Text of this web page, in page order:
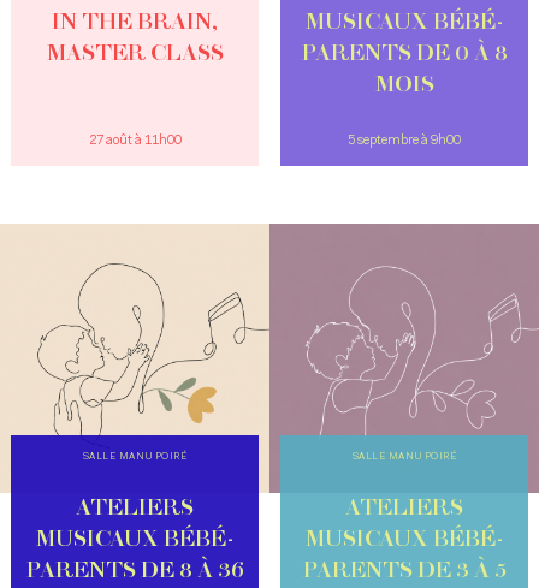
IN THE BRAIN,
MASTER CLASS
27 août à 11h00
MUSICAUX BÉBÉ-
PARENTS DE 0 À 8
MOIS
5 septembre à 9h00
SALLE MANU POIRÉ
ATELIERS
MUSICAUX BÉBÉ-
PARENTS DE 8 À 36
SALLE MANU POIRÉ
ATELIERS
MUSICAUX BÉBÉ-
PARENTS DE 3 À 5